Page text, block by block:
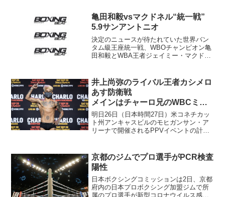
イク・ポール（米）に６回１分31秒ＫＯ
勝ち。前戦でダニエ...
亀田和毅vsマクドネル“統一戦”
5.9サンアントニオ
決定のニュースが待たれていた世界バン
タム級王座統一戦、WBOチャンピオン亀
田和毅とWBA王者ジェイミー・マクドネ
フィゲロア（米＝前WBC世界ライト級王
者）vsリッキー...
井上尚弥のライバル王者カシメロ
あす防衛戦
メインはチャーロ兄のWBCミド
ル級戦
明日26日（日本時間27日）米コネチカッ
ト州アンキャスビルのモヒガンサン・ア
リーナで開催されるPPVイベントの計量
をクリアした。 第1部のメインで行われ
るWBCミ...
京都のジムでプロ選手がPCR検査
陽性
日本ボクシングコミッションは2日、京都
府内の日本プロボクシング加盟ジムで所
属のプロ選手が新型コロナウイルス感染